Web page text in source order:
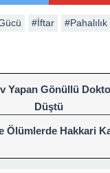
#İftar #Pahalılık
Yapan Gönüllü
Düştü
Ölümlerde Hakkari